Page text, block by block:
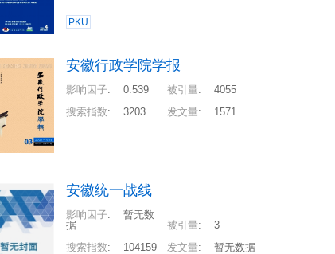
PKU
安徽行政学院学报
影响因子: 0.539 被引量:
4055
搜索指数: 3203 发文量: 1571
安徽统一战线
影响因子:
暂无数
据
被引量:
3
搜索指数: 104159 发文量: 暂无数据